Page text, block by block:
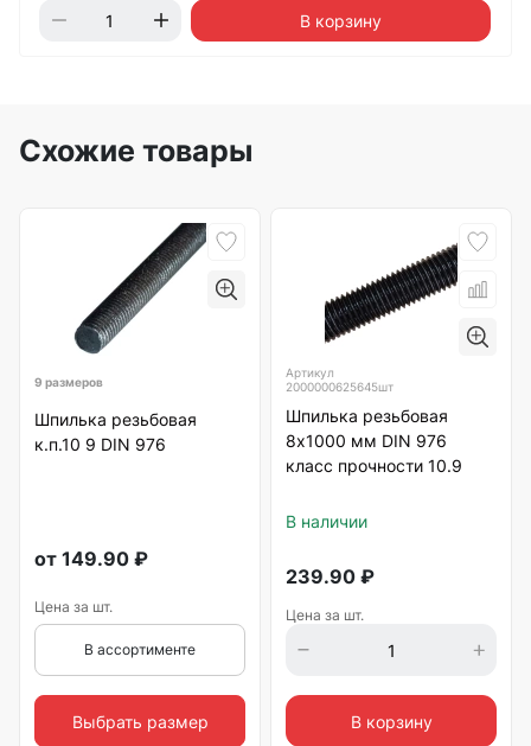
В корзину
Схожие товары
9 размеров
Шпилька резьбовая
к.п.10 9 DIN 976
от 149.90 ₽
Цена за шт.
В ассортименте
Выбрать размер
Артикул
2000000625645шт
Шпилька резьбовая
8х1000 мм DIN 976
класс прочности 10.9
В наличии
239.90 ₽
Цена за шт.
В корзину